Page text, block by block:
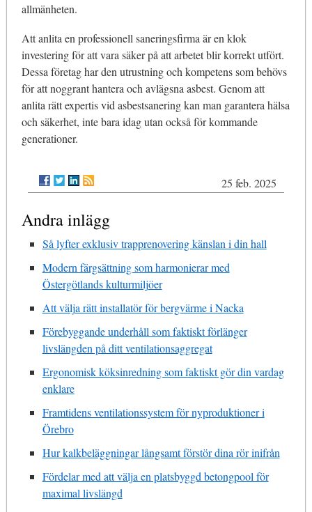
allmänheten.
Att anlita en professionell saneringsfirma är en klok
investering för att vara säker på att arbetet blir korrekt utfört.
Dessa företag har den utrustning och kompetens som behövs
för att noggrant hantera och avlägsna asbest. Genom att
anlita rätt expertis vid asbestsanering kan man garantera hälsa
och säkerhet, inte bara idag utan också för kommande
generationer.
25 feb. 2025
Andra inlägg
Så lyfter exklusiv trapprenovering känslan i din hall
Modern färgsättning som harmonierar med
Östergötlands kulturmiljöer
Att välja rätt installatör för bergvärme i Nacka
Förebyggande underhåll som faktiskt förlänger
livslängden på ditt ventilationsaggregat
Ergonomisk köksinredning som faktiskt gör din vardag
enklare
Framtidens ventilationssystem för nyproduktioner i
Örebro
Hur kalkbeläggningar långsamt förstör dina rör inifrån
Fördelar med att välja en platsbyggd betongpool för
maximal livslängd